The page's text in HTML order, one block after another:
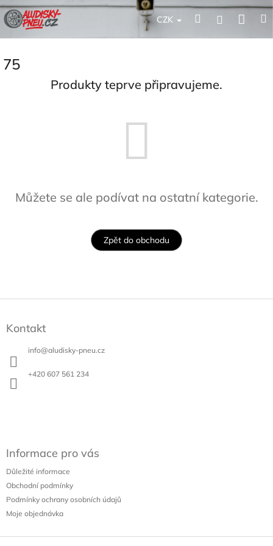
Přejít
na
obsah
CZK HledatPřihlášení
75
Produkty teprve připravujeme.
Můžete se ale podívat na ostatní kategorie.
Zpět do obchodu
Kontakt
info@aludisky-pneu.cz
+420 607 561 234
Informace pro vás
Důležité informace
Obchodní podmínky
Podmínky ochrany osobních údajů
Moje objednávka